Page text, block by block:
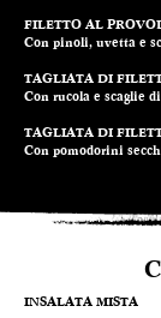
FILETTO AL
Con pinoli, uvetta e
TAGLIATA DI
Con rucola e scaglie
TAGLIATA DI
Con pomodorini
INSALATA MISTA